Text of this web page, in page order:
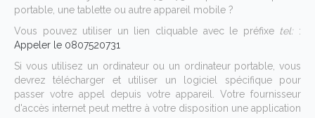
portable, une tablette ou autre appareil mobile ?
Vous pouvez utiliser un lien cliquable avec le préfixe tel::
Appeler le 0807520731
Si vous utilisez un ordinateur ou un ordinateur portable, vous
devrez télécharger et utiliser un logiciel spécifique pour
passer votre appel depuis votre appareil. Votre fournisseur
d'accès internet peut mettre à votre disposition une application